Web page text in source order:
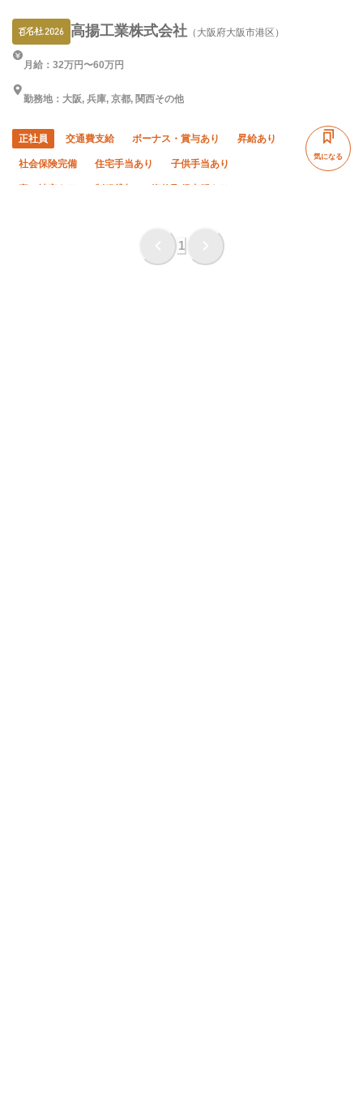
高揚工業株式会社 （大阪府大阪市港区）
月給：32万円〜60万円
勤務地：大阪, 兵庫, 京都, 関西その他
正社員 交通費支給 ボーナス・賞与あり 昇給あり
社会保険完備 住宅手当あり 子供手当あり
寮・社宅あり 制服貸与 資格取得支援あり
経験者優遇 有資格者優遇
車・バイク通勤OK 年末年始休暇
気になる
1